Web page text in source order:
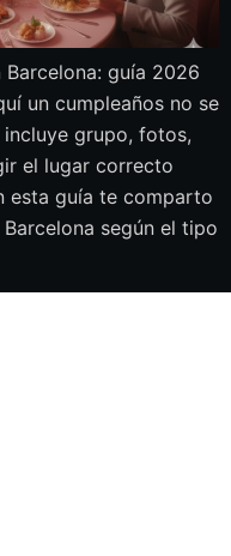
guía 2026
un cumpleaños no se
incluye grupo, fotos,
el lugar correcto
esta guía te comparto
según el tipo